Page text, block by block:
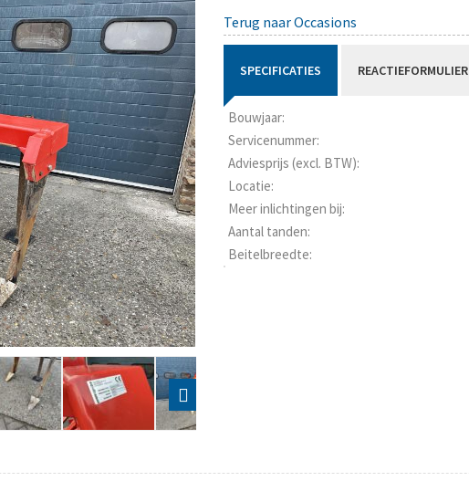
Terug naar Occasions
SPECIFICATIES REACTIEFORMULIER
Bouwjaar:
Servicenummer:
Adviesprijs (excl. BTW):
Locatie:
Meer inlichtingen bij:
Aantal tanden:
Beitelbreedte: